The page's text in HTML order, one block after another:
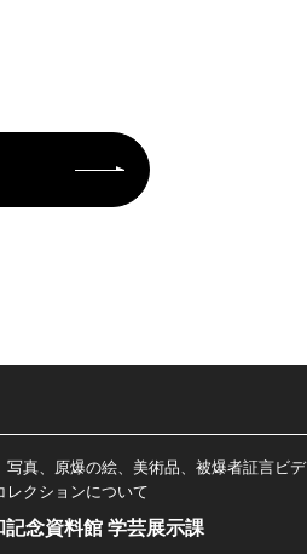
写真、原爆の絵、美術品、被爆者証言ビデ
レクションについて
記念資料館 学芸展示課